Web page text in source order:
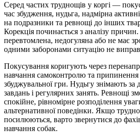
Серед частих труднощів у коргі —
час збудження, нудьга, надмірна
на подразники та ревнощі до інших
Корекція починається з аналізу
перевтомлена, недогуляна або не має
одними заборонами ситуацію не
Покусування коригують через
навчання самоконтролю та припинення
збуджувальної гри. Нудьгу знімають
завдань і регулярних занять. Ревнощі
спокійне, рівномірне розподілення
альтернативної поведінки. Якщо
посилюються, варто звернутися до
навчання собак.